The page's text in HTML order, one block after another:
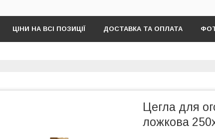
ЦІНИ НА ВСІ ПОЗИЦІЇ ДОСТАВКА ТА ОПЛАТА
Цегла для
ложкова